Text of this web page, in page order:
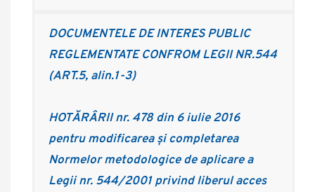
DOCUMENTELE DE INTERES PUBLIC
REGLEMENTATE CONFROM LEGII NR.544
(ART.5, alin.1-3)
HOTĂRÂRII nr. 478 din 6 iulie 2016
pentru modificarea şi completarea
Normelor metodologice de aplicare a
Legii nr. 544/2001 privind liberul acces